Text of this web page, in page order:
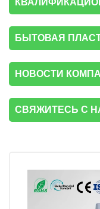
БЫТОВАЯ
НОВОСТИ
СВЯЖИТЕСЬ С